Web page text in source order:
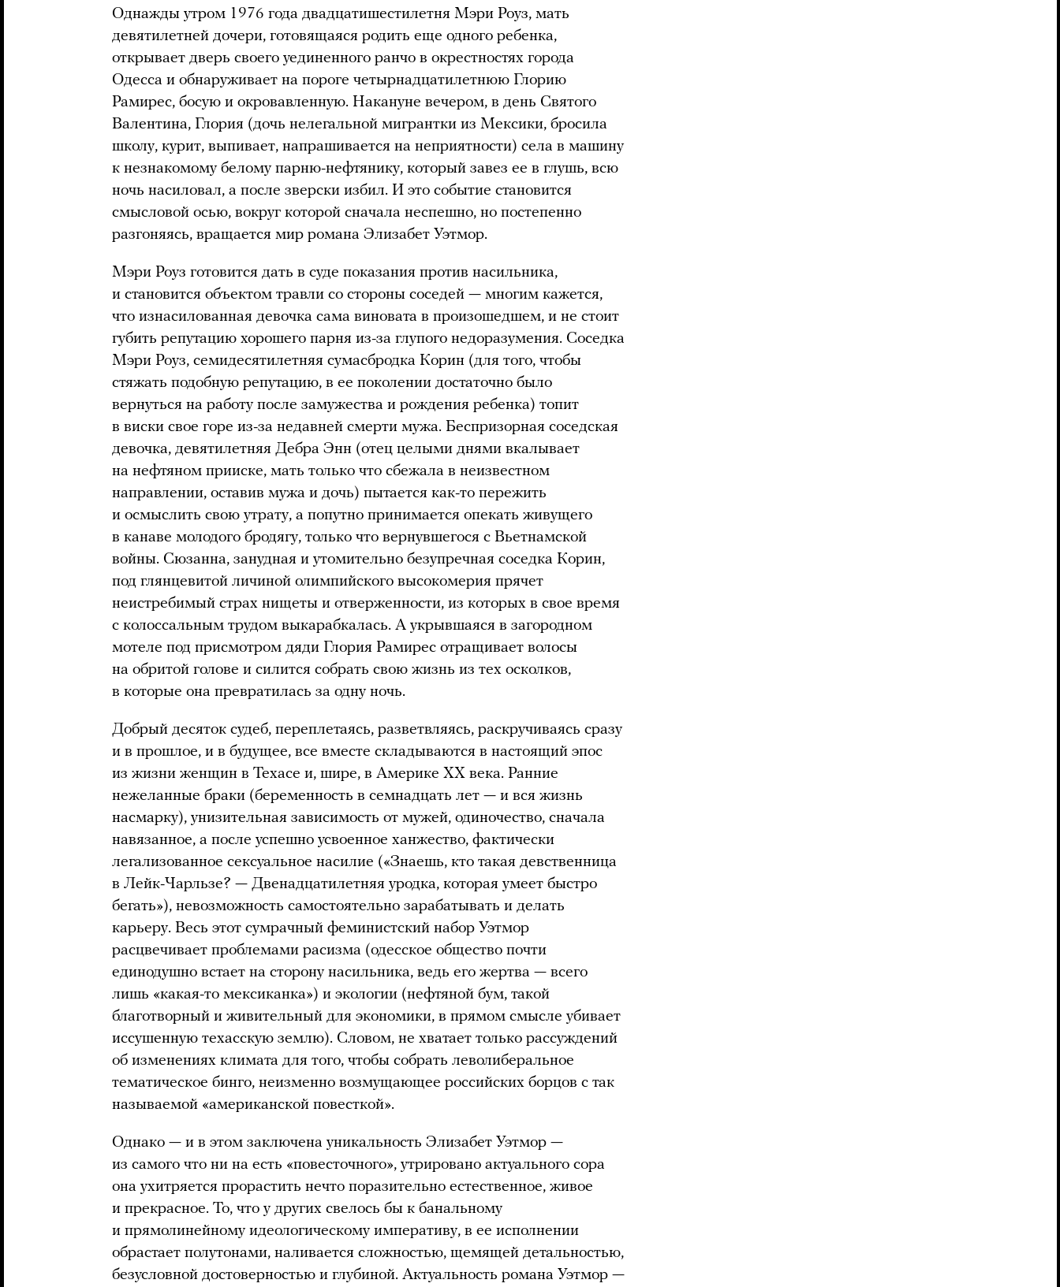
Однажды утром 1976 года двадцатишестилетня Мэри Роуз, мать
девятилетней дочери, готовящаяся родить еще одного ребенка,
открывает дверь своего уединенного ранчо в окрестностях города
Одесса и обнаруживает на пороге четырнадцатилетнюю Глорию
Рамирес, босую и окровавленную. Накануне вечером, в день Святого
Валентина, Глория (дочь нелегальной мигрантки из Мексики, бросила
школу, курит, выпивает, напрашивается на неприятности) села в машину
к незнакомому белому парню-нефтянику, который завез ее в глушь, всю
ночь насиловал, а после зверски избил. И это событие становится
смысловой осью, вокруг которой сначала неспешно, но постепенно
разгоняясь, вращается мир романа Элизабет Уэтмор.
Мэри Роуз готовится дать в суде показания против насильника,
и становится объектом травли со стороны соседей — многим кажется,
что изнасилованная девочка сама виновата в произошедшем, и не стоит
губить репутацию хорошего парня из-за глупого недоразумения. Соседка
Мэри Роуз, семидесятилетняя сумасбродка Корин (для того, чтобы
стяжать подобную репутацию, в ее поколении достаточно было
вернуться на работу после замужества и рождения ребенка) топит
в виски свое горе из-за недавней смерти мужа. Беспризорная соседская
девочка, девятилетняя Дебра Энн (отец целыми днями вкалывает
на нефтяном прииске, мать только что сбежала в неизвестном
направлении, оставив мужа и дочь) пытается как-то пережить
и осмыслить свою утрату, а попутно принимается опекать живущего
в канаве молодого бродягу, только что вернувшегося с Вьетнамской
войны. Сюзанна, занудная и утомительно безупречная соседка Корин,
под глянцевитой личиной олимпийского высокомерия прячет
неистребимый страх нищеты и отверженности, из которых в свое время
с колоссальным трудом выкарабкалась. А укрывшаяся в загородном
мотеле под присмотром дяди Глория Рамирес отращивает волосы
на обритой голове и силится собрать свою жизнь из тех осколков,
в которые она превратилась за одну ночь.
Добрый десяток судеб, переплетаясь, разветвляясь, раскручиваясь сразу
и в прошлое, и в будущее, все вместе складываются в настоящий эпос
из жизни женщин в Техасе и, шире, в Америке ХХ века. Ранние
нежеланные браки (беременность в семнадцать лет — и вся жизнь
насмарку), унизительная зависимость от мужей, одиночество, сначала
навязанное, а после успешно усвоенное ханжество, фактически
легализованное сексуальное насилие («Знаешь, кто такая девственница
в Лейк-Чарльзе? — Двенадцатилетняя уродка, которая умеет быстро
бегать»), невозможность самостоятельно зарабатывать и делать
карьеру. Весь этот сумрачный феминистский набор Уэтмор
расцвечивает проблемами расизма (одесское общество почти
единодушно встает на сторону насильника, ведь его жертва — всего
лишь «какая-то мексиканка») и экологии (нефтяной бум, такой
благотворный и живительный для экономики, в прямом смысле убивает
иссушенную техасскую землю). Словом, не хватает только рассуждений
об изменениях климата для того, чтобы собрать леволиберальное
тематическое бинго, неизменно возмущающее российских борцов с так
называемой «американской повесткой».
Однако — и в этом заключена уникальность Элизабет Уэтмор —
из самого что ни на есть «повесточного», утрировано актуального сора
она ухитряется прорастить нечто поразительно естественное, живое
и прекрасное. То, что у других свелось бы к банальному
и прямолинейному идеологическому императиву, в ее исполнении
обрастает полутонами, наливается сложностью, щемящей детальностью,
безусловной достоверностью и глубиной. Актуальность романа Уэтмор —